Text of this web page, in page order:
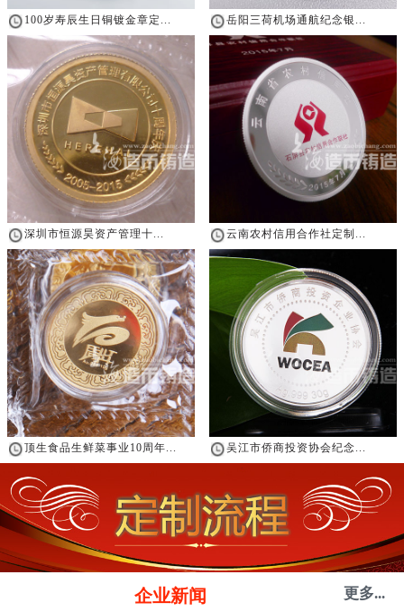
100岁寿辰生日铜镀金章定... 岳阳三荷机场通航纪念银...
深圳市恒源昊资产管理十... 云南农村信用合作社定制...
顶生食品生鲜菜事业10周年... 吴江市侨商投资协会纪念...
企业新闻 更多...